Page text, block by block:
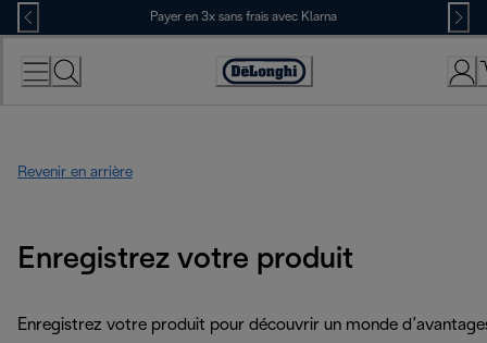
Skip
to
Content
Payer en 3x sans frais avec Klarna
Déclaration
Revenir en arrière
Enregistrez votre produit
Enregistrez votre produit pour découvrir un monde